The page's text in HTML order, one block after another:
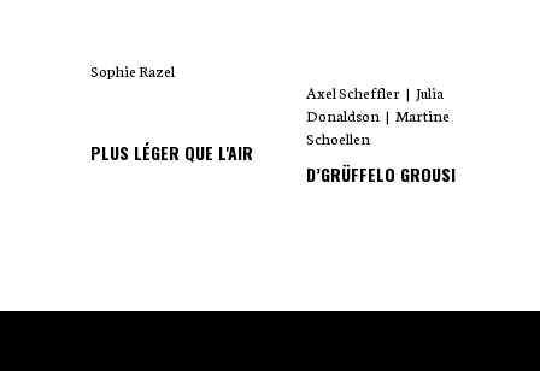
Sophie Razel
PLUS LÉGER QUE L'AIR
Axel Scheffler | Julia
Donaldson | Martine
Schoellen
D’GRÜFFELO GROUSI